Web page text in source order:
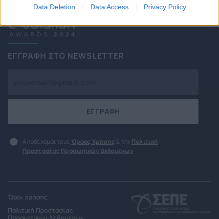
Data Deletion Data Access Privacy Policy
ΕΓΓΡΑΦΗ ΣΤΟ NEWSLETTER
ΕΓΓΡΑΦΗ
Αποδέχομαι τους Όρους Χρήσης & την Πολιτική
Προστασίας Προσωπικών Δεδομένων
Όροι χρήσης
Πολιτική Προστασίας